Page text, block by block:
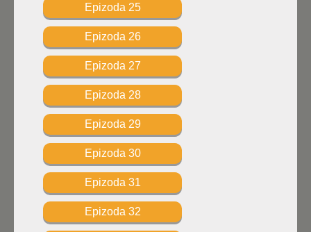
Epizoda 25
Epizoda 26
Epizoda 27
Epizoda 28
Epizoda 29
Epizoda 30
Epizoda 31
Epizoda 32